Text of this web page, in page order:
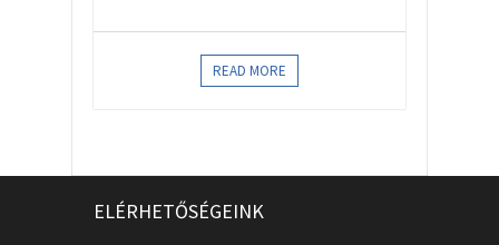
READ MORE
ELÉRHETŐSÉGEINK